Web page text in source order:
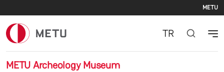
METU
METU Archeology Museum
TR